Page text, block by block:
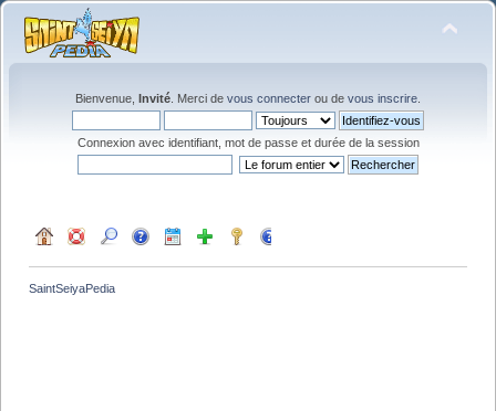
Bienvenue, Invité . Merci de vous connecter ou de vous inscrire
Connexion avec identifiant, mot de passe et durée de la session
SaintSeiyaPedia